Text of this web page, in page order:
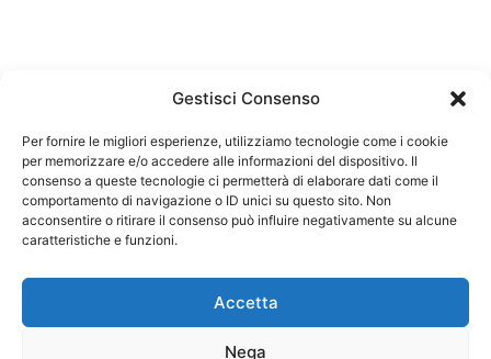
Gestisci Consenso
Per fornire le migliori esperienze, utilizziamo tecnologie come i cookie
per memorizzare e/o accedere alle informazioni del dispositivo. Il
consenso a queste tecnologie ci permetterà di elaborare dati come il
comportamento di navigazione o ID unici su questo sito. Non
acconsentire o ritirare il consenso può influire negativamente su alcune
caratteristiche e funzioni.
Accetta
Nega
Federazione Nazionale Degli Ordini dei Biologi:
codice fiscale 80069130583
Responsabile sito internet www.fnob.it: Vincenzo